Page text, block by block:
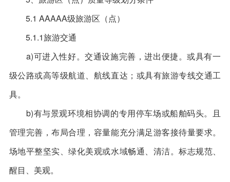
5.1 AAAAA级旅游区（点）
5.1.1旅游交通
a)可进入性好。交通设施完善，进出便捷。或具有一
级公路或高等级航道、航线直达；或具有旅游专线交通工
具。
b)有与景观环境相协调的专用停车场或船舶码头。且
管理完善，布局合理，容量能充分满足游客接待量要求。
场地平整坚实、绿化美观或水域畅通、清洁。标志规范、
醒目、美观。